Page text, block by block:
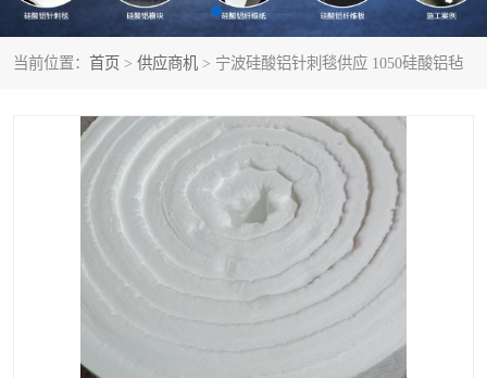
当前位置： 首页 > 供应商机 > 宁波硅酸铝针刺毯供应 1050硅酸铝毡
含锆毯 硅酸铝折叠块
硅酸铝散棉 硅酸铝纤维毯
硅酸铝垫片 陶瓷纤维纸
硅酸铝纤维毡 硅酸铝模块
硅酸铝保温棉 硅酸铝板